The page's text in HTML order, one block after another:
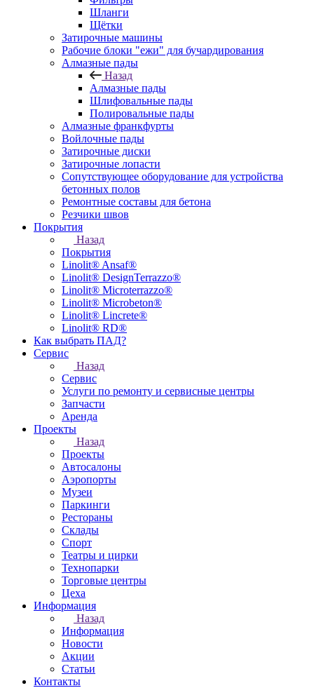
Шланги
Щётки
Затирочные машины
Рабочие блоки "ежи" для бучардирования
Алмазные пады
Назад
Алмазные пады
Шлифовальные пады
Полировальные пады
Алмазные франкфурты
Войлочные пады
Затирочные диски
Затирочные лопасти
Сопутствующее оборудование для устройства
бетонных полов
Ремонтные составы для бетона
Резчики швов
Покрытия
Назад
Покрытия
Linolit® Ansaf®
Linolit® DesignTerrazzo®
Linolit® Microterrazzo®
Linolit® Microbeton®
Linolit® Lincrete®
Linolit® RD®
Как выбрать ПАД?
Сервис
Назад
Сервис
Услуги по ремонту и сервисные центры
Запчасти
Аренда
Проекты
Назад
Проекты
Автосалоны
Аэропорты
Музеи
Паркинги
Рестораны
Склады
Спорт
Театры и цирки
Технопарки
Торговые центры
Цеха
Информация
Назад
Информация
Новости
Акции
Статьи
Контакты